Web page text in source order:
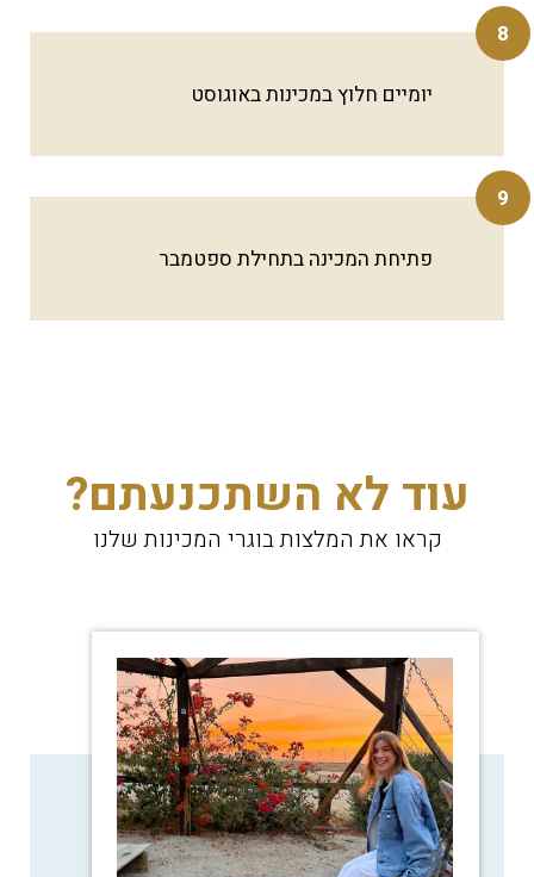
8
יומיים חלוץ במכינות באוגוסט
9
פתיחת המכינה בתחילת ספטמבר
עוד לא השתכנעתם?
קראו את המלצות בוגרי המכינות שלנו